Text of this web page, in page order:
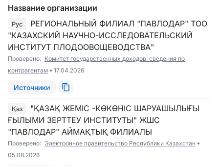
Название организации
Рус
РЕГИОНАЛЬНЫЙ ФИЛИАЛ "ПАВЛОДАР" ТОО
"КАЗАХСКИЙ НАУЧНО-ИССЛЕДОВАТЕЛЬСКИЙ
ИНСТИТУТ ПЛОДООВОЩЕВОДСТВА"
Проверено: Комитет государственных доходов: сведения по
контрагентам
17.04.2026
Источники
Қаз
"ҚАЗАҚ ЖЕМІС -КӨКӨНІС ШАРУАШЫЛЫҒЫ
ҒЫЛЫМИ ЗЕРТТЕУ ИНСТИТУТЫ" ЖШС
"ПАВЛОДАР" АЙМАҚТЫҚ ФИЛИАЛЫ
Проверено: Электронное правительство Республики Казахстан
05.08.2026